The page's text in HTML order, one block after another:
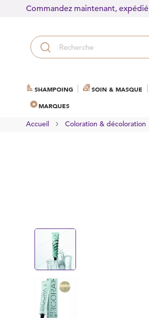
Commandez maintenant, expédié
SHAMPOING SOIN & MASQUE
MARQUES
Accueil Coloration & décoloration